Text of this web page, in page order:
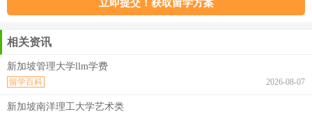
相关资讯
新加坡管理大学llm学费
2026-08-07
留学百科
新加坡南洋理工大学艺术类